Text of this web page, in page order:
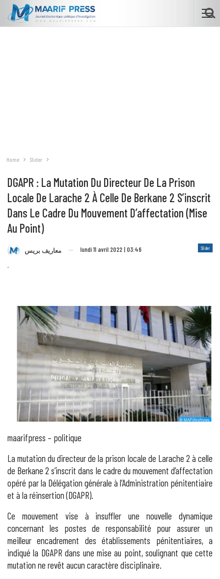
Home Slider
DGAPR : La Mutation Du Directeur De La Prison
Locale De Larache 2 À Celle De Berkane 2 S’inscrit
Dans Le Cadre Du Mouvement D’affectation (Mise
Au Point)
Slider معاريف بريس lundi 11 avril 2022 | 03:46
maarifpress – politique
La mutation du directeur de la prison locale de Larache 2 à celle
de Berkane 2 s’inscrit dans le cadre du mouvement d’affectation
opéré par la Délégation générale à l’Administration pénitentiaire
et à la réinsertion (DGAPR).
Ce mouvement vise à insuffler une nouvelle dynamique
concernant les postes de responsabilité pour assurer un
meilleur encadrement des établissements pénitentiaires, a
indiqué la DGAPR dans une mise au point, soulignant que cette
mutation ne revêt aucun caractère disciplinaire.